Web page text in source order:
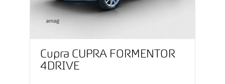
Cupra CUPRA FORMENTOR
4DRIVE